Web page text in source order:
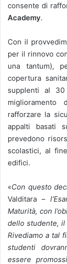
consente di
Academy.
Con il
per il rinnovo
una tantum),
copertura
supplenti al
miglioramento
rafforzare la
appalti basati
prevedono
scolastici, al
edifici.
«Con questo
Valditara –
Maturità, con
dello studente, il
Rivediamo a tal
studenti
essere